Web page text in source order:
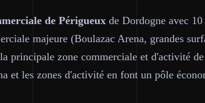
de Périgueux de Dordogne avec
majeure (Boulazac Arena, grandes
principale zone commerciale et d'activité de
et les zones d'activité en font un pôle